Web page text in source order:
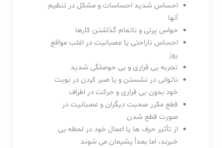
احساس شدید احساسات و مشکل در تنظیم
آنها
حواس پرتی و ناتمام گذاشتن کارها
احساس ناراحتی یا عصبانیت در اغلب مواقع
روز
تجربه بی قراری و بی حوصلگی شدید
ناتوانی در نشستن و یا صبر کردن در نوبت
خود بدون بی قراری و حرکت در اطراف
قطع مکرر صحبت دیگران و عصبانیت در
صورت قطع شدن
از تأثیر حرف ها یا اعمال خود در لحظه بی
خبرند، اما بعداً پشیمان می شوند